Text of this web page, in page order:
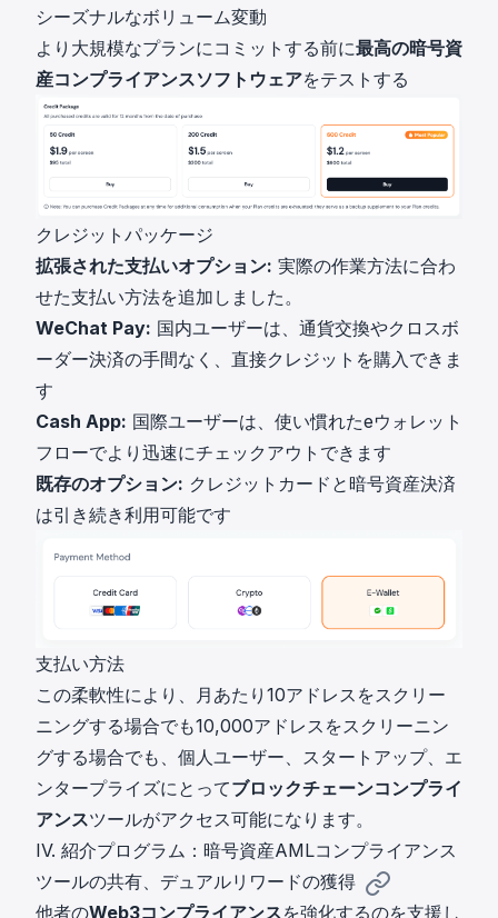
シーズナルなボリューム変動
より大規模なプランにコミットする前に最高の暗号資
産コンプライアンスソフトウェアをテストする
クレジットパッケージ
拡張された支払いオプション: 実際の作業方法に合わ
せた支払い方法を追加しました。
WeChat Pay: 国内ユーザーは、通貨交換やクロスボ
ーダー決済の手間なく、直接クレジットを購入できま
す
Cash App: 国際ユーザーは、使い慣れたeウォレット
フローでより迅速にチェックアウトできます
既存のオプション: クレジットカードと暗号資産決済
は引き続き利用可能です
支払い方法
この柔軟性により、月あたり10アドレスをスクリー
ニングする場合でも10,000アドレスをスクリーニン
グする場合でも、個人ユーザー、スタートアップ、エ
ンタープライズにとってブロックチェーンコンプライ
アンスツールがアクセス可能になります。
IV. 紹介プログラム：暗号資産AMLコンプライアンス
ツールの共有、デュアルリワードの獲得
他者のWeb3コンプライアンスを強化するのを支援し